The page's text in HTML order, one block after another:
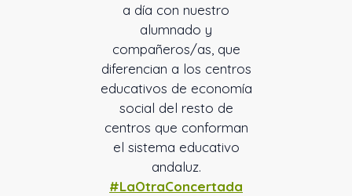
a día con nuestro
alumnado y
compañeros/as, que
diferencian a los centros
educativos de economía
social del resto de
centros que conforman
el sistema educativo
andaluz.
#LaOtraConcertada